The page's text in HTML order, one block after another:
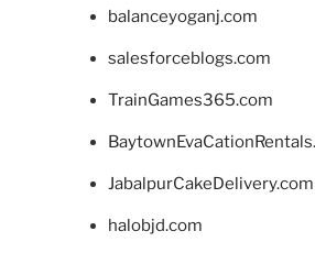
balanceyoganj.com
salesforceblogs.com
TrainGames365.com
JabalpurCakeDelivery.com
halobjd.com